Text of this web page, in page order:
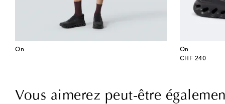
On
On
CHF 240
original price
Vous aimerez peut-être